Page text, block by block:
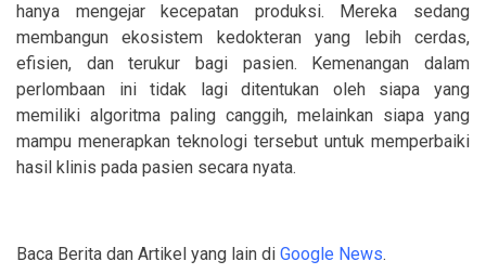
hanya mengejar kecepatan produksi. Mereka sedang
membangun ekosistem kedokteran yang lebih cerdas,
efisien, dan terukur bagi pasien. Kemenangan dalam
perlombaan ini tidak lagi ditentukan oleh siapa yang
memiliki algoritma paling canggih, melainkan siapa yang
mampu menerapkan teknologi tersebut untuk memperbaiki
hasil klinis pada pasien secara nyata.
Baca Berita dan Artikel yang lain di Google News.